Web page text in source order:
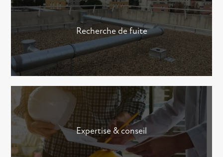
Recherche de fuite
Expertise & conseil